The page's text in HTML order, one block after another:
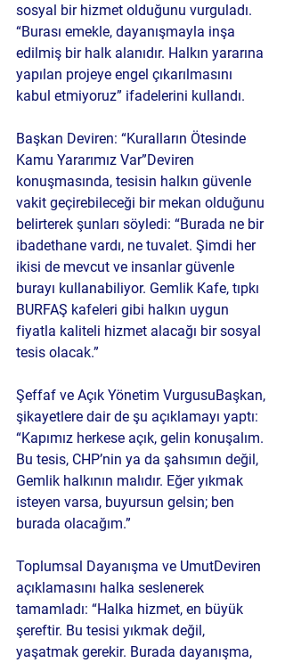
sosyal bir hizmet olduğunu vurguladı.
“Burası emekle, dayanışmayla inşa
edilmiş bir halk alanıdır. Halkın yararına
yapılan projeye engel çıkarılmasını
kabul etmiyoruz” ifadelerini kullandı.
Başkan Deviren: “Kuralların Ötesinde
Kamu Yararımız Var”Deviren
konuşmasında, tesisin halkın güvenle
vakit geçirebileceği bir mekan olduğunu
belirterek şunları söyledi: “Burada ne bir
ibadethane vardı, ne tuvalet. Şimdi her
ikisi de mevcut ve insanlar güvenle
burayı kullanabiliyor. Gemlik Kafe, tıpkı
BURFAŞ kafeleri gibi halkın uygun
fiyatla kaliteli hizmet alacağı bir sosyal
tesis olacak.”
Şeffaf ve Açık Yönetim VurgusuBaşkan,
şikayetlere dair de şu açıklamayı yaptı:
“Kapımız herkese açık, gelin konuşalım.
Bu tesis, CHP’nin ya da şahsımın değil,
Gemlik halkının malıdır. Eğer yıkmak
isteyen varsa, buyursun gelsin; ben
burada olacağım.”
Toplumsal Dayanışma ve UmutDeviren
açıklamasını halka seslenerek
tamamladı: “Halka hizmet, en büyük
şereftir. Bu tesisi yıkmak değil,
yaşatmak gerekir. Burada dayanışma,